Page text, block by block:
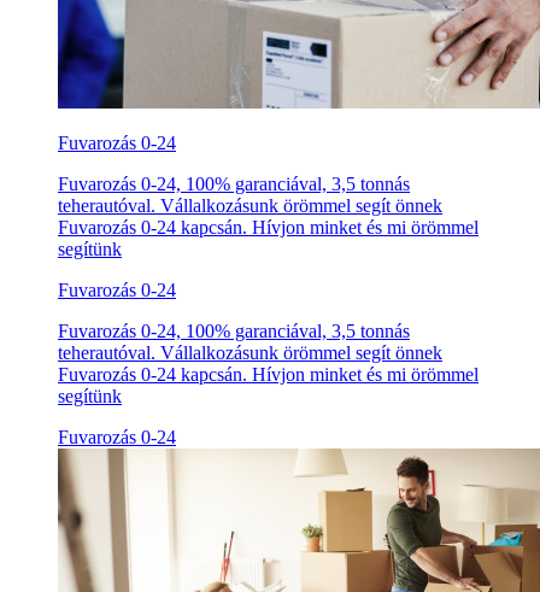
Fuvarozás 0-24
Fuvarozás 0-24, 100% garanciával, 3,5 tonnás
teherautóval. Vállalkozásunk örömmel segít önnek
Fuvarozás 0-24 kapcsán. Hívjon minket és mi örömmel
segítünk
Fuvarozás 0-24
Fuvarozás 0-24, 100% garanciával, 3,5 tonnás
teherautóval. Vállalkozásunk örömmel segít önnek
Fuvarozás 0-24 kapcsán. Hívjon minket és mi örömmel
segítünk
Fuvarozás 0-24